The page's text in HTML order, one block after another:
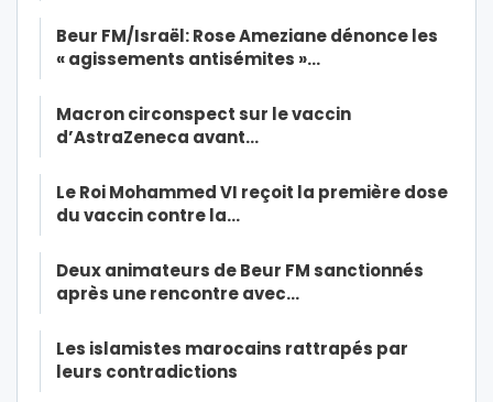
Beur FM/Israël: Rose Ameziane dénonce les
« agissements antisémites »…
Macron circonspect sur le vaccin
d’AstraZeneca avant…
Le Roi Mohammed VI reçoit la première dose
du vaccin contre la…
Deux animateurs de Beur FM sanctionnés
après une rencontre avec…
Les islamistes marocains rattrapés par
leurs contradictions